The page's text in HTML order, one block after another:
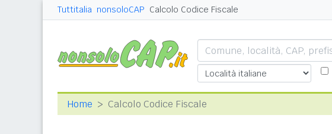
Tuttitalia nonsoloCAP Calcolo Codice Fiscale
Home Calcolo Codice Fiscale